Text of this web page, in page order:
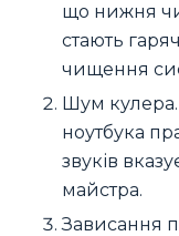
що нижня
стають
чищення
Шум
ноутбука
звуків
майстра.
Зависання